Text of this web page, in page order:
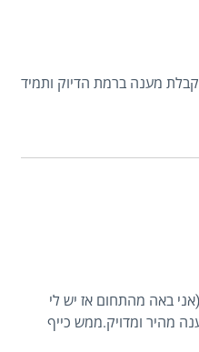
מענה ברמת הדיוק ותמיד
באה מהתחום אז יש לי
מהיר ומדויק.ממש כייף